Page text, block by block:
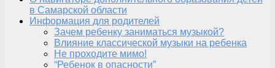
в Самарской области
Информация для родителей
Зачем ребенку заниматься музыкой?
Влияние классической музыки на ребенка
Не проходите мимо!
“Ребенок в опасности”